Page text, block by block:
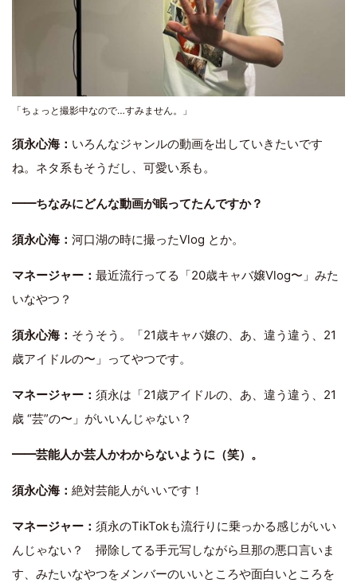
「ちょっと撮影中なので…すみません。」
須永心海： いろんなジャンルの動画を出していきたいです
ね。ネタ系もそうだし、可愛い系も。
━━ちなみにどんな動画が眠ってたんですか？
須永心海： 河口湖の時に撮ったVlog とか。
マネージャー： 最近流行ってる「20歳キャバ嬢Vlog〜」みた
いなやつ？
須永心海： そうそう。「21歳キャバ嬢の、あ、違う違う、21
歳アイドルの〜」ってやつです。
マネージャー： 須永は「21歳アイドルの、あ、違う違う、21
歳 “芸”の〜」がいいんじゃない？
━━芸能人か芸人かわからないように（笑）。
須永心海： 絶対芸能人がいいです！
マネージャー： 須永のTikTokも流行りに乗っかる感じがいい
んじゃない？ 掃除してる手元写しながら旦那の悪口言いま
す、みたいなやつをメンバーのいいところや面白いところを